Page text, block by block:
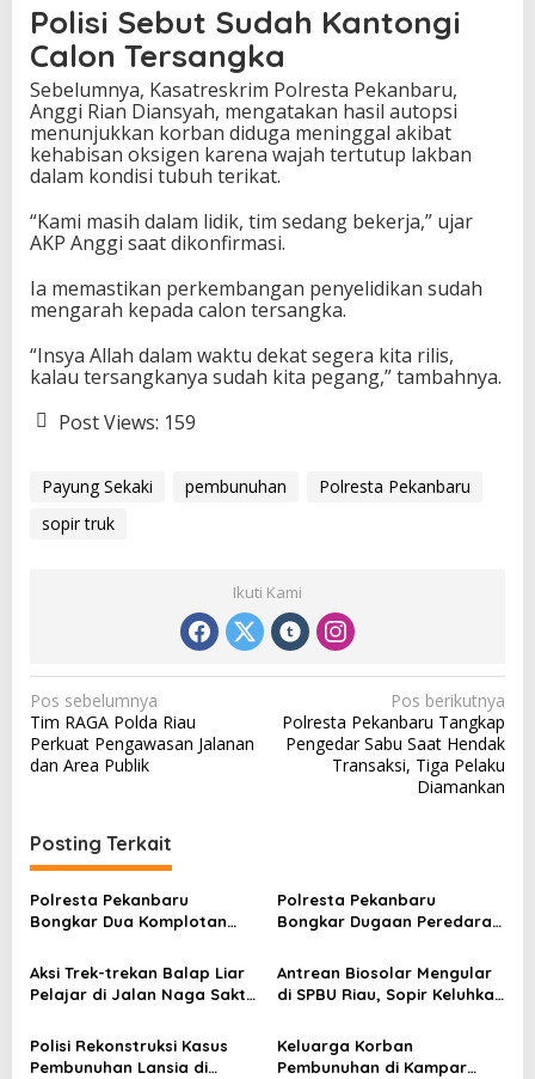
Polisi Sebut Sudah Kantongi
Calon Tersangka
Sebelumnya, Kasatreskrim Polresta Pekanbaru,
Anggi Rian Diansyah, mengatakan hasil autopsi
menunjukkan korban diduga meninggal akibat
kehabisan oksigen karena wajah tertutup lakban
dalam kondisi tubuh terikat.
“Kami masih dalam lidik, tim sedang bekerja,” ujar
AKP Anggi saat dikonfirmasi.
Ia memastikan perkembangan penyelidikan sudah
mengarah kepada calon tersangka.
“Insya Allah dalam waktu dekat segera kita rilis,
kalau tersangkanya sudah kita pegang,” tambahnya.
Post Views: 159
Payung Sekaki pembunuhan
Polresta Pekanbaru
sopir truk
Ikuti Kami
N
a
v
g
a
s
i
p
o
s
Pos sebelumnya
Tim RAGA Polda Riau
Perkuat Pengawasan Jalanan
dan Area Publik
Pos berikutnya
Polresta Pekanbaru Tangkap
Pengedar Sabu Saat Hendak
Transaksi, Tiga Pelaku
Diamankan
Posting Terkait
Polresta Pekanbaru
Bongkar Dua Komplotan
Ditangkap dan 22 Motor
Diamankan
Polresta Pekanbaru
Bongkar Dugaan Peredaran
Dua Pria Ditangkap
Aksi Trek-trekan Balap Liar
Pelajar di Jalan Naga Sakti
Antrean Biosolar Mengular
di SPBU Riau, Sopir Keluhkan
Polisi Rekonstruksi Kasus
Pembunuhan Lansia di
Keluarga Korban
Pembunuhan di Kampar